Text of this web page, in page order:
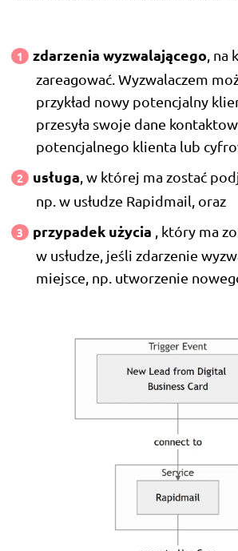
zdarzenia wyzwalającego ,
zareagować. Wyzwalaczem
przykład nowy potencjalny
przesyła swoje dane
potencjalnego klienta lub
usługa , w której ma zostać
np. w usłudze Rapidmail, oraz
przypadek użycia
, który ma
w usłudze, jeśli zdarzenie
miejsce, np. utworzenie